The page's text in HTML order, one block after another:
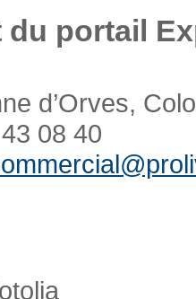
du portail
d’Orves,
08 40